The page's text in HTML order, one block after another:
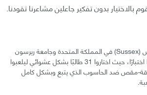
بالاختيار بدون تفكير جاعلين مشاعرنا تقودنا.
علماء من جامعة سوسكس (Sussex) في المملكة المتحدة وجامعة ريرسون
(Reyrson) في كندا أجروا اختبارًا، حيث اختاروا 31 طالبًا بشكل عشوائي ليلعبوا
مقص ضد الحاسوب الذي يتبع وبشكل كامل